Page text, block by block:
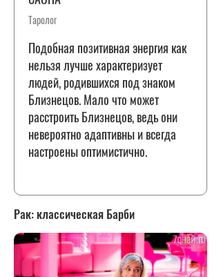
Таролог
Подобная позитивная энергия как
нельзя лучше характеризует
людей, родившихся под знаком
Близнецов. Мало что может
расстроить Близнецов, ведь они
невероятно адаптивны и всегда
настроены оптимистично.
Рак: классическая Барби